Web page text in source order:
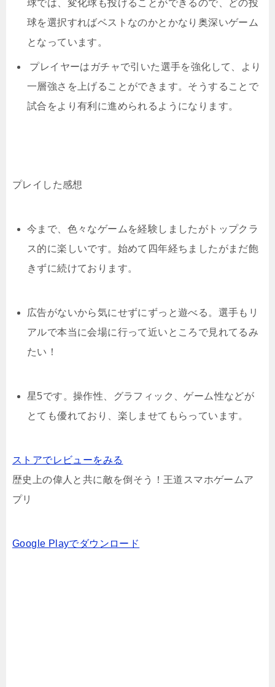
球では、変化球も投げることができるので、どの投
球を選択すればベストなのかとかなり奥深いゲーム
となっています。
プレイヤーはガチャで引いた選手を強化して、より
一層強さを上げることができます。そうすることで
試合をより有利に進められるようになります。
プレイした感想
今まで、色々なゲームを経験しましたがトップクラ
ス的に楽しいです。始めて四年経ちましたがまだ飽
きずに続けております。
広告がないから気にせずにずっと遊べる。選手もリ
アルで本当に会場に行って近いところで見れてるみ
たい！
星5です。操作性、グラフィック、ゲーム性などが
とても優れており、楽しませてもらっています。
ストアでレビューをみる
歴史上の偉人と共に敵を倒そう！王道スマホゲームア
プリ
Google Playでダウンロード